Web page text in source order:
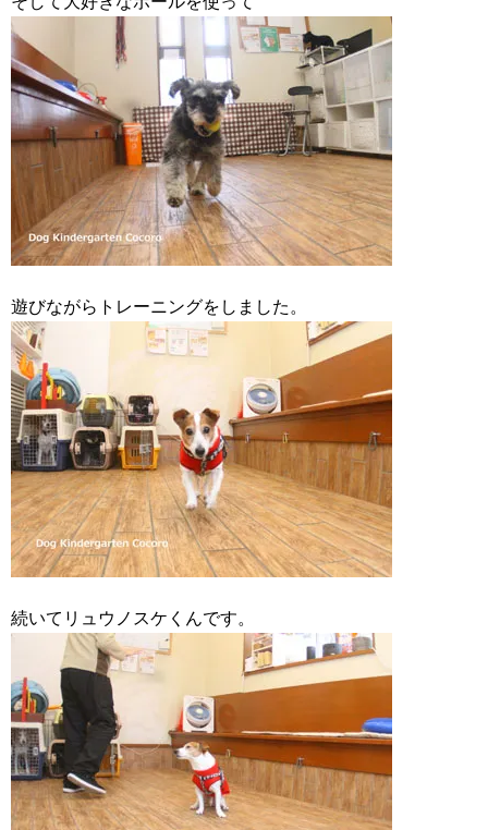
遊びながらトレーニングをしました。
続いてリュウノスケくんです。